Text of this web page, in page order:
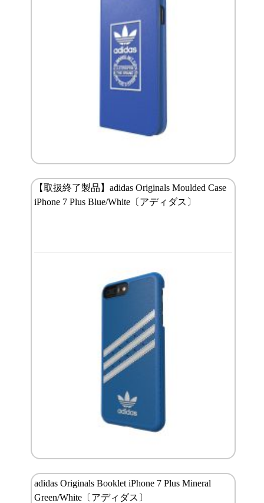
【取扱終了製品】adidas Originals Moulded Case
iPhone 7 Plus Blue/White〔アディダス〕
adidas Originals Booklet iPhone 7 Plus Mineral
Green/White〔アディダス〕